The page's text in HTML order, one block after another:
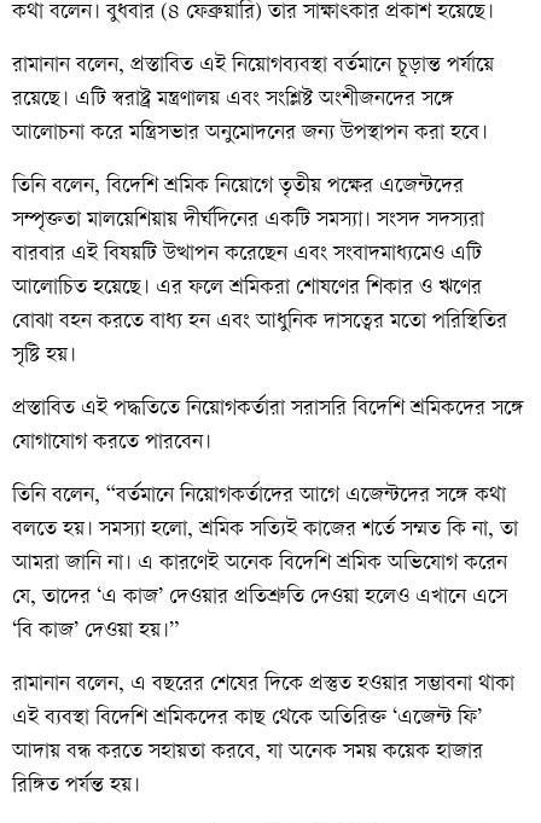
কথা বলেন। বুধবার (৪ ফেব্রুয়ারি) তার সাক্ষাৎকার প্রকাশ হয়েছে।
রামানান বলেন, প্রস্তাবিত এই নিয়োগব্যবস্থা বর্তমানে চূড়ান্ত পর্যায়ে
রয়েছে। এটি স্বরাষ্ট্র মন্ত্রণালয় এবং সংশ্লিষ্ট অংশীজনদের সঙ্গে
আলোচনা করে মন্ত্রিসভার অনুমোদনের জন্য উপস্থাপন করা হবে।
তিনি বলেন, বিদেশি শ্রমিক নিয়োগে তৃতীয় পক্ষের এজেন্টদের
সম্পৃক্ততা মালয়েশিয়ায় দীর্ঘদিনের একটি সমস্যা। সংসদ সদস্যরা
বারবার এই বিষয়টি উত্থাপন করেছেন এবং সংবাদমাধ্যমেও এটি
আলোচিত হয়েছে। এর ফলে শ্রমিকরা শোষণের শিকার ও ঋণের
বোঝা বহন করতে বাধ্য হন এবং আধুনিক দাসত্বের মতো পরিস্থিতির
সৃষ্টি হয়।
প্রস্তাবিত এই পদ্ধতিতে নিয়োগকর্তারা সরাসরি বিদেশি শ্রমিকদের সঙ্গে
যোগাযোগ করতে পারবেন।
তিনি বলেন, “বর্তমানে নিয়োগকর্তাদের আগে এজেন্টদের সঙ্গে কথা
বলতে হয়। সমস্যা হলো, শ্রমিক সত্যিই কাজের শর্তে সম্মত কি না, তা
আমরা জানি না। এ কারণেই অনেক বিদেশি শ্রমিক অভিযোগ করেন
যে, তাদের ‘এ কাজ’ দেওয়ার প্রতিশ্রুতি দেওয়া হলেও এখানে এসে
‘বি কাজ’ দেওয়া হয়।”
রামানান বলেন, এ বছরের শেষের দিকে প্রস্তুত হওয়ার সম্ভাবনা থাকা
এই ব্যবস্থা বিদেশি শ্রমিকদের কাছ থেকে অতিরিক্ত ‘এজেন্ট ফি’
আদায় বন্ধ করতে সহায়তা করবে, যা অনেক সময় কয়েক হাজার
রিঙ্গিত পর্যন্ত হয়।